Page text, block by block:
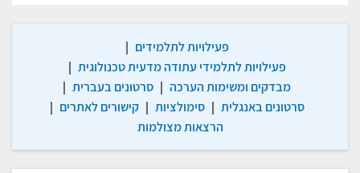
פעילויות לתלמידים |
פעילויות לתלמידי עתודה מדעית טכנולוגית |
מבדקים ומשימות הערכה | סרטונים בעברית |
סרטונים באנגלית | סימולציות | קישורים לאתרים |
הרצאות מצולמות